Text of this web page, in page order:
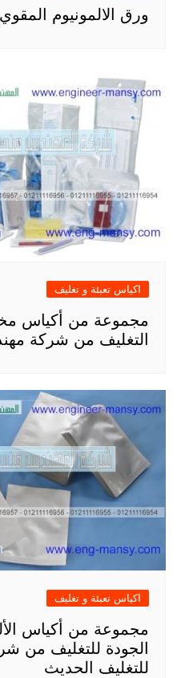
ورق الالمونيوم
اكياس تعبئة و تغليف
مجموعة من أكياس
التغليف من شركة
اكياس تعبئة و تغليف
مجموعة من أكياس
الجودة للتغليف من
للتغليف الحديث